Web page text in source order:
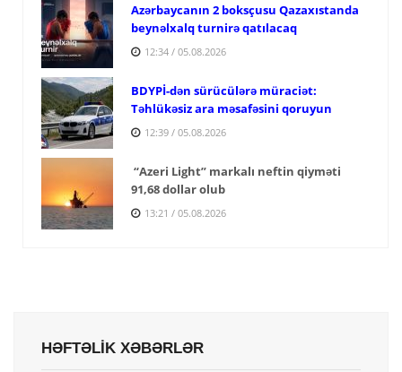
Azərbaycanın 2 boksçusu Qazaxıstanda
beynəlxalq turnirə qatılacaq
12:34 / 05.08.2026
BDYPİ-dən sürücülərə müraciət:
Təhlükəsiz ara məsafəsini qoruyun
12:39 / 05.08.2026
“Azeri Light” markalı neftin qiyməti
91,68 dollar olub
13:21 / 05.08.2026
HƏFTƏLİK XƏBƏRLƏR